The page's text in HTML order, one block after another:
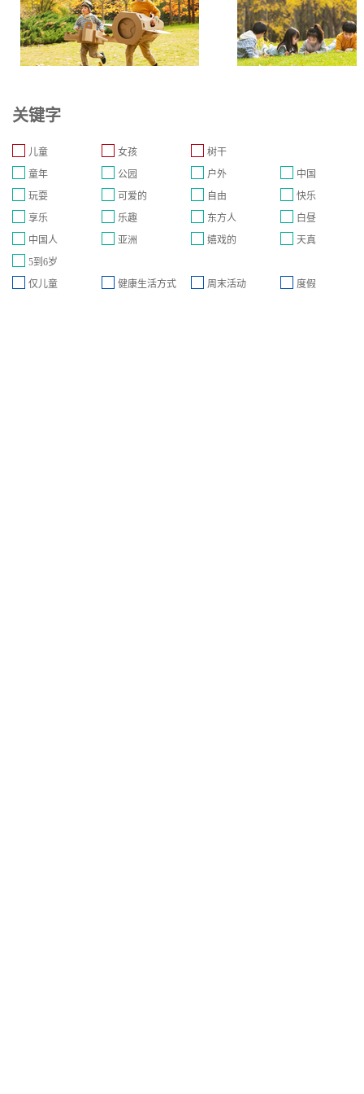
关键字
儿童 女孩
树干
童年
公园 户外
中国
玩耍
可爱的 自由
快乐
享乐
乐趣 东方人
白昼
中国人
亚洲 嬉戏的
天真
5到6岁
仅儿童
健康生活方式 周末活动 度假